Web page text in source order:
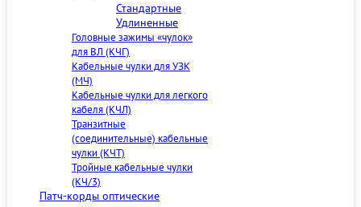
Стандартные
Удлиненные
Головные зажимы «чулок»
для ВЛ (КЧГ)
Кабельные чулки для УЗК
(МЧ)
Кабельные чулки для легкого
кабеля (КЧЛ)
Транзитные
(соединительные) кабельные
чулки (КЧТ)
Тройные кабельные чулки
(КЧ/3)
Патч-корды оптические